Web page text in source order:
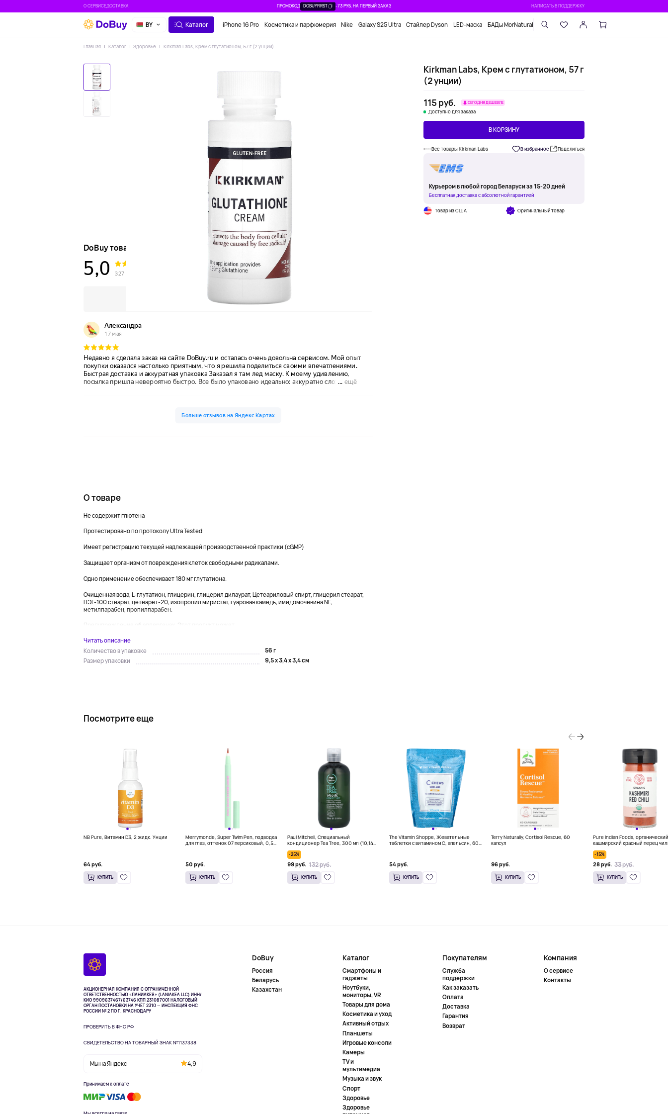
О СЕРВИСЕДОСТАВКА ПРОМОКОД DOBUYFIRST -73 РУБ. НА ПЕРВЫЙ ЗАКАЗ НАПИСАТЬ В ПОДДЕРЖКУ
BY Каталог iPhone 16 Pro Косметика и парфюмерия Nike Galaxy S25 Ultra Стайлер Dyson LED-маска БАДы MorNatural
Главная Каталог Здоровье Kirkman Labs, Крем с глутатионом, 57 г (2 унции)
Kirkman Labs, Крем с глутатионом, 57 г
(2 унции)
115 руб.
СЕГОДНЯ ДЕШЕВЛЕ
Доступно для заказа
В КОРЗИНУ
Все товары Kirkman Labs В избранное Поделиться
Курьером в любой город Беларуси за 15-20 дней
Бесплатная доставка с абсолютной гарантией
Товар из США Оригинальный товар
О товаре
Не содержит глютена
Протестировано по протоколу Ultra Tested
Имеет регистрацию текущей надлежащей производственной практики (cGMP)
Защищает организм от повреждения клеток свободными радикалами.
Одно применение обеспечивает 180 мг глутатиона.
Очищенная вода, L-глутатион, глицерин, глицерил дилаурат, Цетеариловый спирт, глицерил стеарат,
ПЭГ-100 стеарат, цетеарет-20, изопропил миристат, гуаровая камедь, имидомочевина NF,
метилпарабен, пропилпарабен.
Предупреждение об аллергенах. Этот продукт может...
Читать описание
Количество в упаковке
56 г
Размер упаковки
9,5 x 3,4 x 3,4 см
Посмотрите еще
NB Pure, Витамин D3, 2 жидк. Унции
64 руб.
КУПИТЬ
Merrymonde, Super Twim Pen, подводка
для глаз, оттенок 07 персиковый, 0,5
50 руб.
КУПИТЬ
Paul Mitchell, Специальный
кондиционер Tea Tree, 300 мл (10,14
-25%
99 руб. 132 руб.
КУПИТЬ
The Vitamin Shoppe, Жевательные
таблетки с витамином C, апельсин, 60
54 руб.
КУПИТЬ
Terry Naturally, Cortisol Rescue, 60
капсул
96 руб.
КУПИТЬ
Pure Indian Foods, органический
кашмирский красный перец
-15%
28 руб. 33 руб.
КУПИТЬ
АКЦИОНЕРНАЯ КОМПАНИЯ С ОГРАНИЧЕННОЙ
ОТВЕТСТВЕННОСТЬЮ «ЛАНИАКЕЯ» (LANIAKEA LLC) ИНН/
КИО 9909637467/63746 КПП 231087001НАЛОГОВЫЙ
ОРГАН ПОСТАНОВКИ НА УЧЁТ 2310 — ИНСПЕКЦИЯ ФНС
РОССИИ № 2 ПО Г. КРАСНОДАРУ
ПРОВЕРИТЬ В ФНС РФ
СВИДЕТЕЛЬСТВО НА ТОВАРНЫЙ ЗНАК №1137338
Мы на Яндекс 4,9
Принимаем к оплате
DoBuy
Россия
Беларусь
Казахстан
Каталог
Смартфоны и
гаджеты
Ноутбуки,
мониторы, VR
Товары для дома
Косметика и уход
Активный отдых
Планшеты
Игровые консоли
Камеры
TV и
мультимедиа
Музыка и звук
Спорт
Здоровье
Здоровье
Покупателям
Служба
поддержки
Как заказать
Оплата
Доставка
Гарантия
Возврат
Компания
О сервисе
Контакты